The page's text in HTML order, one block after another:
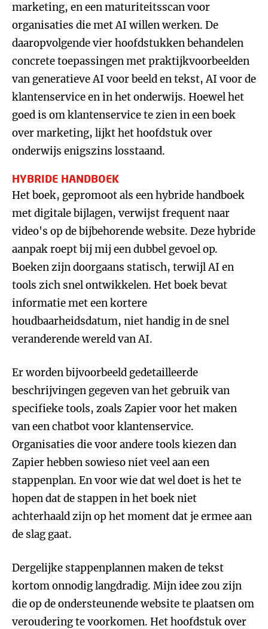
marketing, en een maturiteitsscan voor
organisaties die met AI willen werken. De
daaropvolgende vier hoofdstukken behandelen
concrete toepassingen met praktijkvoorbeelden
van generatieve AI voor beeld en tekst, AI voor de
klantenservice en in het onderwijs. Hoewel het
goed is om klantenservice te zien in een boek
over marketing, lijkt het hoofdstuk over
onderwijs enigszins losstaand.
HYBRIDE HANDBOEK
Het boek, gepromoot als een hybride handboek
met digitale bijlagen, verwijst frequent naar
video's op de bijbehorende website. Deze hybride
aanpak roept bij mij een dubbel gevoel op.
Boeken zijn doorgaans statisch, terwijl AI en
tools zich snel ontwikkelen. Het boek bevat
informatie met een kortere
houdbaarheidsdatum, niet handig in de snel
veranderende wereld van AI.
Er worden bijvoorbeeld gedetailleerde
beschrijvingen gegeven van het gebruik van
specifieke tools, zoals Zapier voor het maken
van een chatbot voor klantenservice.
Organisaties die voor andere tools kiezen dan
Zapier hebben sowieso niet veel aan een
stappenplan. En voor wie dat wel doet is het te
hopen dat de stappen in het boek niet
achterhaald zijn op het moment dat je ermee aan
de slag gaat.
Dergelijke stappenplannen maken de tekst
kortom onnodig langdradig. Mijn idee zou zijn
die op de ondersteunende website te plaatsen om
veroudering te voorkomen. Het hoofdstuk over